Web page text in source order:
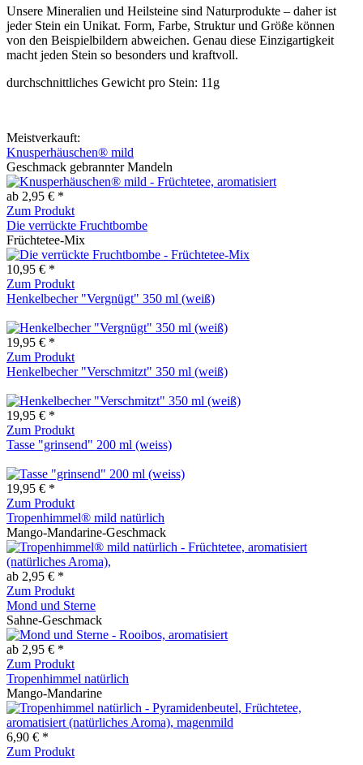
Unsere Mineralien und Heilsteine sind Naturprodukte – daher ist
jeder Stein ein Unikat. Form, Farbe, Struktur und Größe können
von den Beispielbildern abweichen. Genau diese Einzigartigkeit
macht jeden Stein so besonders und kraftvoll.
durchschnittliches Gewicht pro Stein: 11g
Meistverkauft:
Knusperhäuschen® mild
Geschmack gebrannter Mandeln
ab 2,95 € *
Zum Produkt
Die verrückte Fruchtbombe
Früchtetee-Mix
10,95 € *
Zum Produkt
Henkelbecher "Vergnügt" 350 ml (weiß)
19,95 € *
Zum Produkt
Henkelbecher "Verschmitzt" 350 ml (weiß)
19,95 € *
Zum Produkt
Tasse "grinsend" 200 ml (weiss)
19,95 € *
Zum Produkt
Tropenhimmel® mild natürlich
Mango-Mandarine-Geschmack
ab 2,95 € *
Zum Produkt
Mond und Sterne
Sahne-Geschmack
ab 2,95 € *
Zum Produkt
Tropenhimmel natürlich
Mango-Mandarine
6,90 € *
Zum Produkt